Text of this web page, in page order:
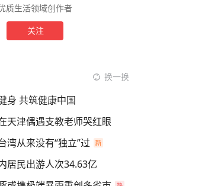
质生活领域创作者
关注
换一换
身 共筑健康中国
天津偶遇支教老师哭红眼
湾从来没有“独立”过
居民出游人次34.63亿